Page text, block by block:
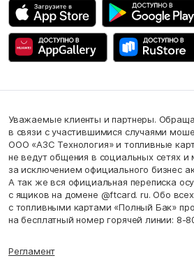
Уважаемые клиенты и партнеры.
в связи с участившимися случаями
ООО «АЗС Технология» и топливные
не ведут общения в социальных сетях и
за исключением официального бизнес
А так же вся официальная переписка
с ящиков на домене @ftcard. ru. Обо
с топливными картами «Полный Бак»
на бесплатный номер горячей линии: 8-
Регламент